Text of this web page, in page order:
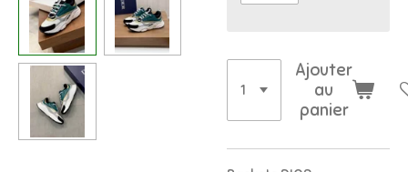
Ajouter
au
panier